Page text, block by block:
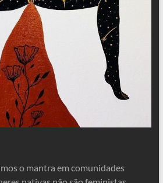
o mantra em comunidades